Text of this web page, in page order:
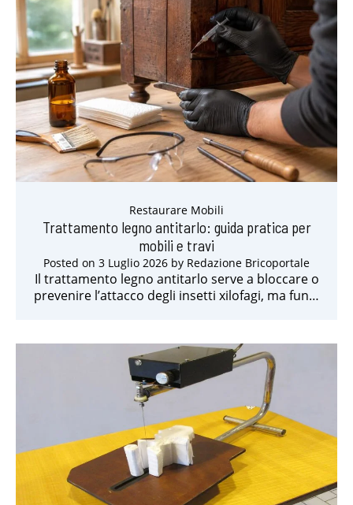
Restaurare Mobili
Trattamento legno antitarlo: guida pratica per
mobili e travi
Posted on 3 Luglio 2026 by Redazione Bricoportale
Il trattamento legno antitarlo serve a bloccare o
prevenire l’attacco degli insetti xilofagi, ma fun…